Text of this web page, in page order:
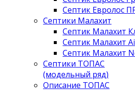
Септик Евролос
Септики Малахит
Септик Малахит
Септик Малахит
Септик Малахит
Септики ТОПАС
(модельный ряд)
Описание ТОПАС